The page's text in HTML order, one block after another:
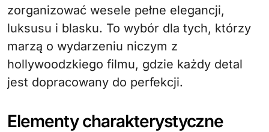
zorganizować wesele pełne elegancji,
luksusu i blasku. To wybór dla tych, którzy
marzą o wydarzeniu niczym z
hollywoodzkiego filmu, gdzie każdy detal
jest dopracowany do perfekcji.
Elementy charakterystyczne